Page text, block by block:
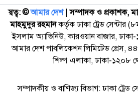
স্বত্ব: ©️আমার দেশ| সম্পাদক ও প্রকাশক,
মাহমুদুর রহমানকর্তৃক ঢাকা ট্রেড সেন্টার
ইসলাম অ্যাভিনিউ, কারওয়ান বাজার,
আমার দেশ পাবলিকেশন লিমিটেড প্রেস,
শিল্প এলাকা, ঢাকা-১২০৮
সম্পাদকীয় ও বাণিজ্য বিভাগ: ঢাকা